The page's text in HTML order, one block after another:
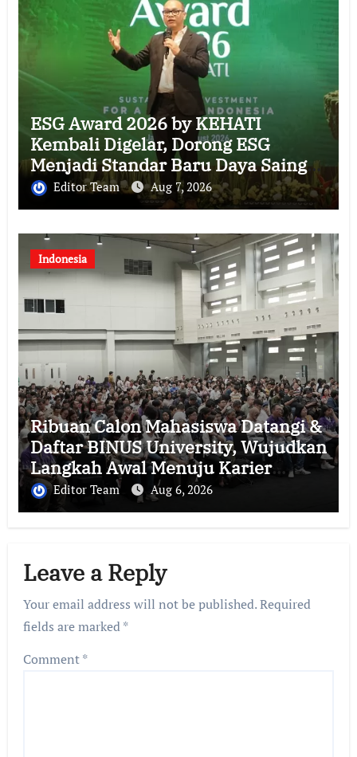
ESG Award 2026 by KEHATI
Kembali Digelar, Dorong ESG
Menjadi Standar Baru Daya Saing
Bisnis Indonesia
Editor Team Aug 7, 2026
Indonesia
Ribuan Calon Mahasiswa Datangi &
Daftar BINUS University, Wujudkan
Langkah Awal Menuju Karier
Global
Editor Team Aug 6, 2026
Leave a Reply
Your email address will not be published.Required
fields are marked*
Comment*